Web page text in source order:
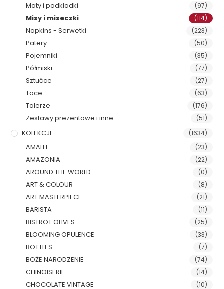
Maty i podkładki (97)
Misy i miseczki (114)
Napkins - Serwetki (223)
Patery (50)
Pojemniki (35)
Półmiski (77)
Sztućce (27)
Tace (63)
Talerze (176)
Zestawy prezentowe i inne (51)
KOLEKCJE (1634)
AMALFI (23)
AMAZONIA (22)
AROUND THE WORLD (0)
ART & COLOUR (8)
ART MASTERPIECE (21)
BARISTA (11)
BISTROT OLIVES (25)
BLOOMING OPULENCE (33)
BOTTLES (7)
BOŻE NARODZENIE (74)
CHINOISERIE (14)
CHOCOLATE VINTAGE (10)